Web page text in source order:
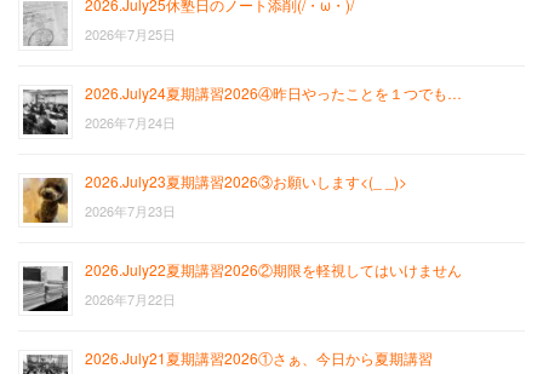
2026.July25休塾日のノート添削(/・ω・)/
2026年7月25日
2026.July24夏期講習2026④昨日やったことを１つでも…
2026年7月24日
2026.July23夏期講習2026③お願いします<(_ _)>
2026年7月23日
2026.July22夏期講習2026②期限を軽視してはいけません
2026年7月22日
2026.July21夏期講習2026①さぁ、今日から夏期講習